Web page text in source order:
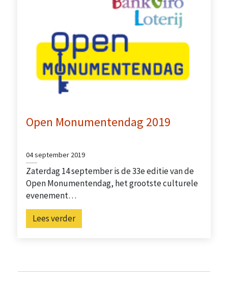
Open Monumentendag 2019
04 september 2019
Zaterdag 14 september is de 33e editie van de
Open Monumentendag, het grootste culturele
evenement…
Lees verder